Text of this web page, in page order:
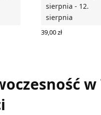
sierpnia - 12.
sierpnia
39,00zł